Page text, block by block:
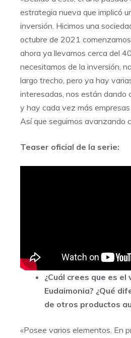
estrategia nueva que implicó
inversión. Hicimos una
octubre de 2021
ahora ya llevamos cerca del
necesitamos de la inversión,
largo trecho, pero ya hay
interesadas, nos están dando
y hay cada vez más
Así que seguimos avanzando
Teaser oficial de la serie:
¿Cuál crees que es
Eudaimonia? ¿Qué
de otros productos
«Posee varios elementos. En